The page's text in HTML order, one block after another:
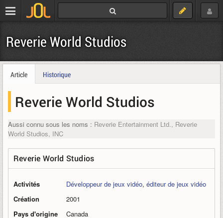
Reverie World Studios
Article Historique
Reverie World Studios
Aussi connu sous les noms : Reverie Entertainment Ltd., Reverie
World Studios, INC
Reverie World Studios
Activités Développeur de jeux vidéo, éditeur de jeux vidéo
Création
2001
Pays d'origine
Canada